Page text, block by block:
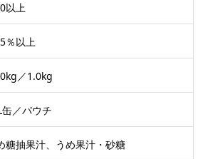
以上
％以上
／1.0kg
缶／パウチ
糖抽果汁、うめ果汁・砂糖